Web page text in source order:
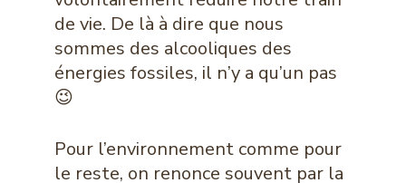
de vie. De là à dire que nous
sommes des alcooliques des
énergies fossiles, il n’y a qu’un pas
😉
Pour l’environnement comme pour
le reste, on renonce souvent par la